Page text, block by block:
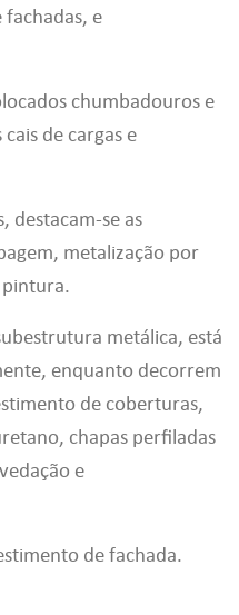
e
chumbadouros e
de cargas e
destacam-se as
metalização por
metálica, está
enquanto decorrem
de coberturas,
chapas perfiladas
e
de fachada.